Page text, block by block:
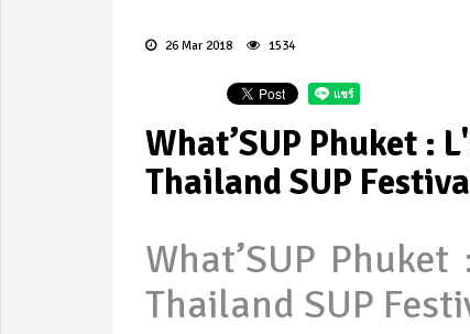
26 Mar 2018 1534
What’SUP Phuket :
Thailand SUP
What’SUP
Thailand SUP